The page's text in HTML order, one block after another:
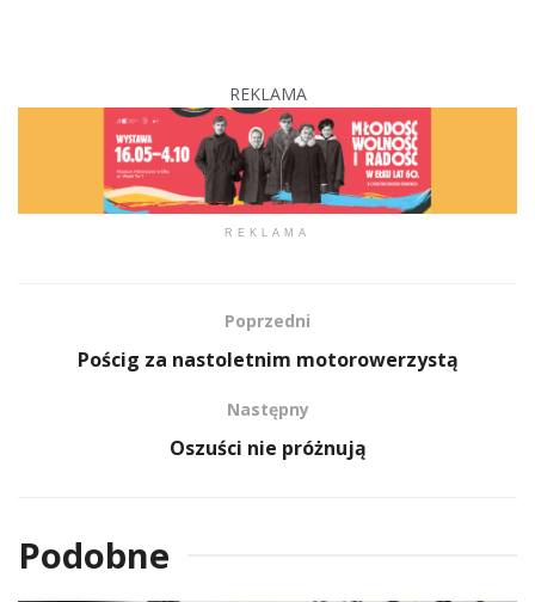
REKLAMA
REKLAMA
Poprzedni
Pościg za nastoletnim motorowerzystą
Następny
Oszuści nie próżnują
Podobne